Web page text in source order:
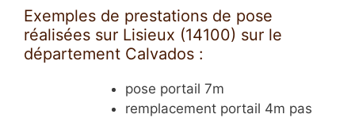
Exemples de prestations de pose
réalisées sur Lisieux (14100) sur le
département Calvados :
pose portail 7m
remplacement portail 4m pas